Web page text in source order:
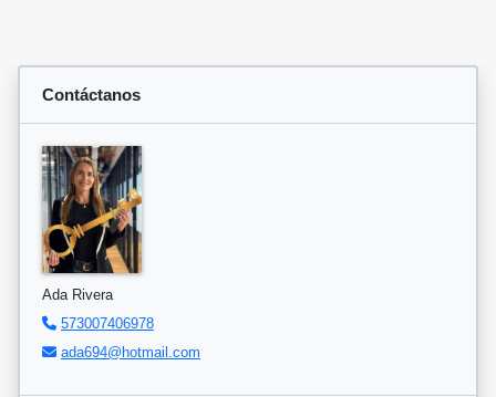
Contáctanos
Ada Rivera
573007406978
ada694@hotmail.com